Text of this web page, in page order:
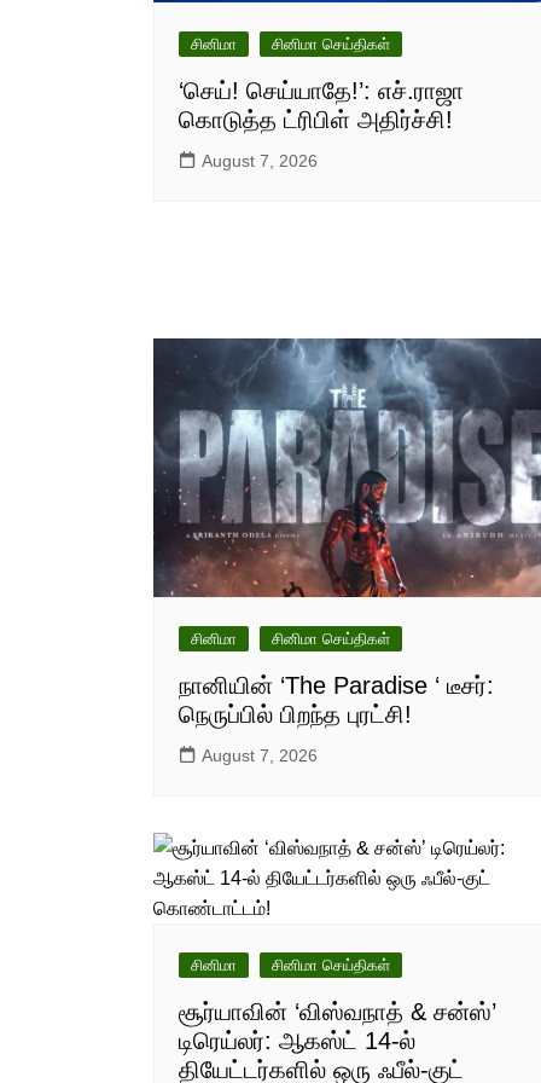
சினிமா சினிமா செய்திகள்
‘செய்! செய்யாதே!’: எச்.ராஜா
கொடுத்த ட்ரிபிள் அதிர்ச்சி!
August 7, 2026
சினிமா சினிமா செய்திகள்
நானியின் ‘The Paradise ‘ டீசர்:
நெருப்பில் பிறந்த புரட்சி!
August 7, 2026
சினிமா சினிமா செய்திகள்
சூர்யாவின் ‘விஸ்வநாத் & சன்ஸ்’
டிரெய்லர்: ஆகஸ்ட் 14-ல்
தியேட்டர்களில் ஒரு ஃபீல்-குட்